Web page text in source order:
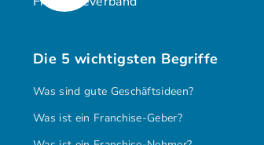
Die 5 wichtigsten Begriffe
Was sind gute Geschäftsideen?
Was ist ein Franchise-Geber?